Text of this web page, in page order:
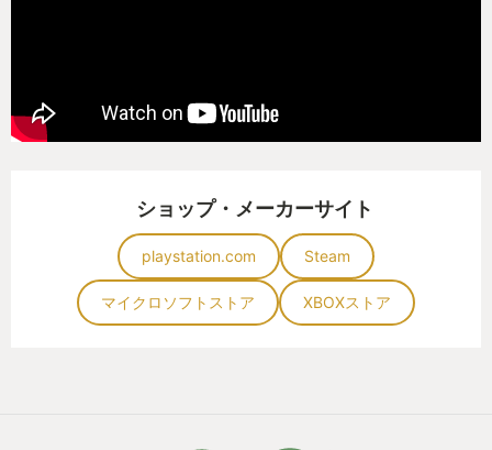
とではないと思います。
ショップ・メーカーサイト
playstation.com Steam
マイクロソフトストア XBOXストア